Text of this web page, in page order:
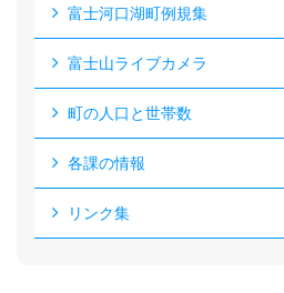
富士河口湖町例規集
富士山ライブカメラ
町の人口と世帯数
各課の情報
リンク集